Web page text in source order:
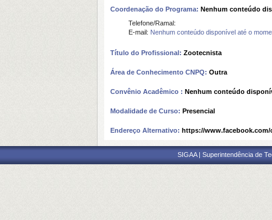
Coordenação do Programa: Nenhum conteúdo
Telefone/Ramal:
E-mail: Nenhum conteúdo disponível até o
Título do Profissional: Zootecnista
Área de Conhecimento CNPQ: Outra
Convênio Acadêmico : Nenhum conteúdo
Modalidade de Curso: Presencial
Endereço Alternativo: https://
SIGAA | Superintendência de